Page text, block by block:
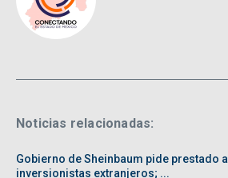
Noticias relacionadas:
Gobierno de Sheinbaum pide prestado a
inversionistas extranjeros; ...